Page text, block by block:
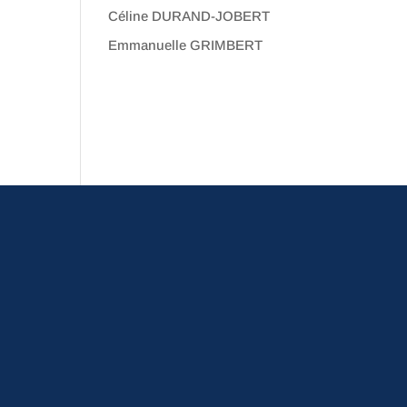
Céline DURAND-JOBERT
Emmanuelle GRIMBERT